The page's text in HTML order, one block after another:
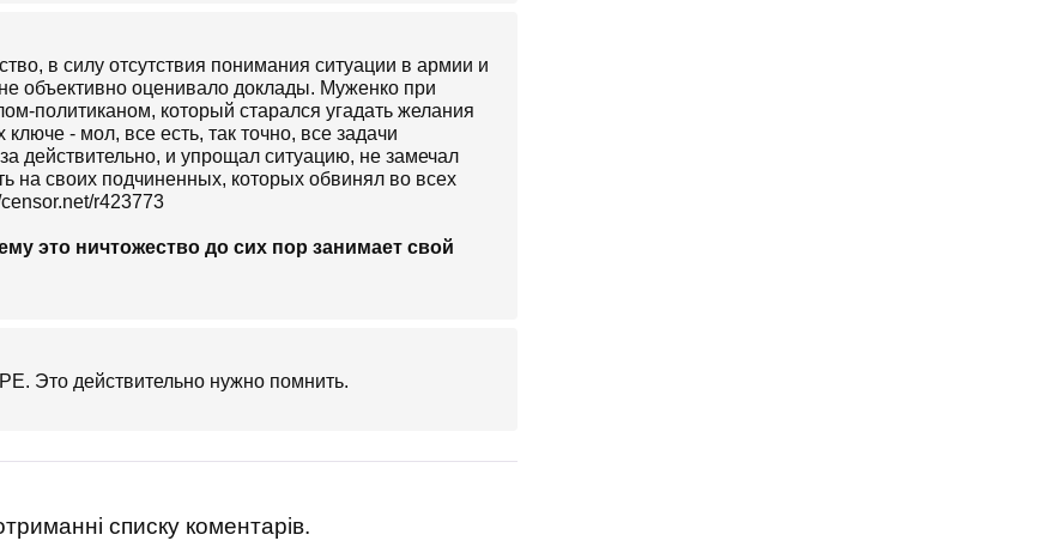
в силу отсутствия понимания ситуации в армии и
объективно оценивало доклады. Муженко при
политиканом, который старался угадать желания
- мол, все есть, так точно, все задачи
и упрощал ситуацию, не замечал
на своих подчиненных, которых обвинял во всех
r423773
это ничтожество до сих пор занимает свой
Это действительно нужно помнить.
списку коментарів.